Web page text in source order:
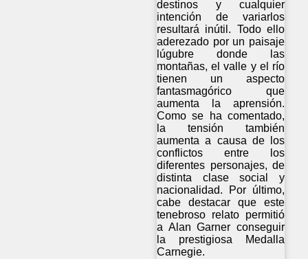
destinos y cualquier
intención de variarlos
resultará inútil. Todo ello
aderezado por un paisaje
lúgubre donde las
montañas, el valle y el río
tienen un aspecto
fantasmagórico que
aumenta la aprensión.
Como se ha comentado,
la tensión también
aumenta a causa de los
conflictos entre los
diferentes personajes, de
distinta clase social y
nacionalidad. Por último,
cabe destacar que este
tenebroso relato permitió
a Alan Garner conseguir
la prestigiosa Medalla
Carnegie.